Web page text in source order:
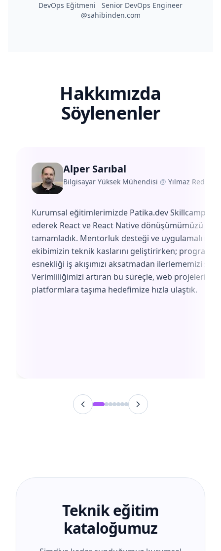
DevOps Eğitmeni Senior DevOps Engineer
@sahibinden.com
Hakkımızda
Söylenenler
Alper Sarıbal
Bilgisayar Yüksek Mühendisi @ Yılmaz
Kurumsal eğitimlerimizde Patika.dev Skillcamp'i
ederek React ve React Native dönüşümümüzü
tamamladık. Mentorluk desteği ve uygulamalı
ekibimizin teknik kaslarını geliştirirken; programın
esnekliği iş akışımızı aksatmadan ilerlememizi
Verimliliğimizi artıran bu süreçle, web
platformlara taşıma hedefimize hızla ulaştık.
Teknik eğitim
kataloğumuz